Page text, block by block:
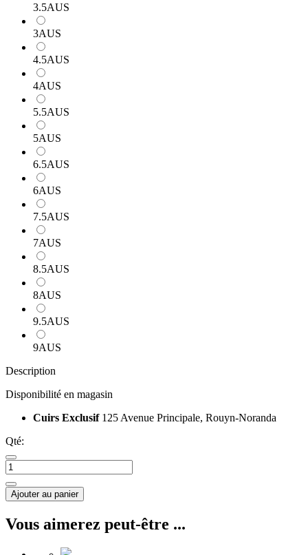
3.5AUS
3AUS
4.5AUS
4AUS
5.5AUS
5AUS
6.5AUS
6AUS
7.5AUS
7AUS
8.5AUS
8AUS
9.5AUS
9AUS
Description
Disponibilité en magasin
Cuirs Exclusif 125 Avenue Principale, Rouyn-Noranda
Qté:
Ajouter au panier
Vous aimerez peut-être ...